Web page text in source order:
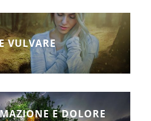
VULVARE
E DOLORE